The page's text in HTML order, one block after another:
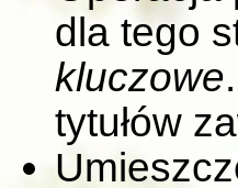
dla tego
kluczowe
tytułów